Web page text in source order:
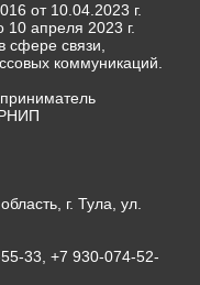
от 10.04.2023 г.
10 апреля 2023 г.
сфере связи,
коммуникаций.
г. Тула, ул.
33, +7 930-074-52-